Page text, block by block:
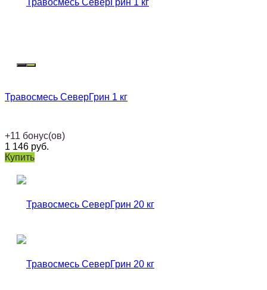
Травосмесь СеверГрин 1 кг
+11 бонус(ов)
1 146 руб.
Купить